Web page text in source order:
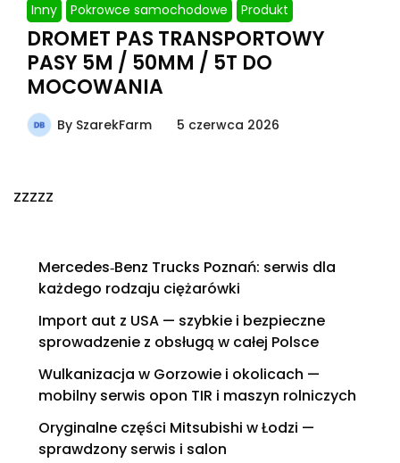
Inny Pokrowce samochodowe Produkt
DROMET PAS TRANSPORTOWY
PASY 5M / 50MM / 5T DO
MOCOWANIA
By SzarekFarm 5 czerwca 2026
zzzzz
Mercedes‑Benz Trucks Poznań: serwis dla
każdego rodzaju ciężarówki
Import aut z USA — szybkie i bezpieczne
sprowadzenie z obsługą w całej Polsce
Wulkanizacja w Gorzowie i okolicach —
mobilny serwis opon TIR i maszyn rolniczych
Oryginalne części Mitsubishi w Łodzi —
sprawdzony serwis i salon